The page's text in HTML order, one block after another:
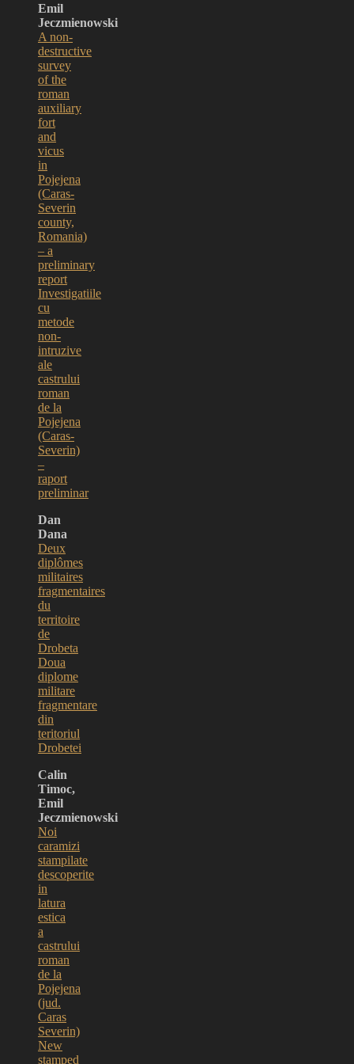
Emil
Jeczmienowski
A non-
destructive
survey
of the
roman
auxiliary
fort
and
vicus
in
Pojejena
(Caras-
Severin
county,
Romania)
– a
preliminary
report
Investigatiile
cu
metode
non-
intruzive
ale
castrului
roman
de la
Pojejena
(Caras-
Severin)
–
raport
preliminar
Dan
Dana
Deux
diplômes
militaires
fragmentaires
du
territoire
de
Drobeta
Doua
diplome
militare
fragmentare
din
teritoriul
Drobetei
Calin
Timoc,
Emil
Jeczmienowski
Noi
caramizi
stampilate
descoperite
in
latura
estica
a
castrului
roman
de la
Pojejena
(jud.
Caras
Severin)
New
stamped